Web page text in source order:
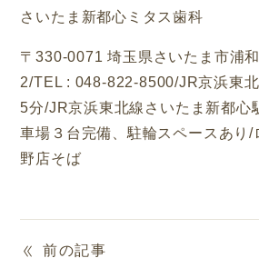
さいたま新都心ミタス歯科
〒330-0071埼玉県さいたま市浦
2/TEL : 048-822-8500/JR京浜東
5分/JR京浜東北線さいたま新都心
車場３台完備、駐輪スペースあり/
野店そば
前の記事